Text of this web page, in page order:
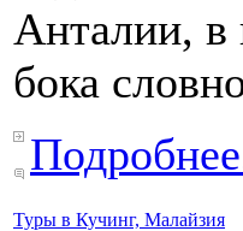
Анталии, в
бока
Туры в Кучинг, Малайзия